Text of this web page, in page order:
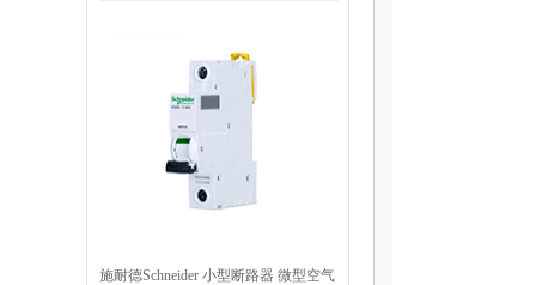
施耐德Schneider 小型断路器 微型空气